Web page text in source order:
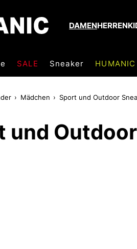
DAMENHERREN
SALE Sneaker
Mädchen Sport und Outdoor
und